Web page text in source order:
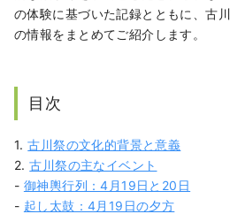
の体験に基づいた記録とともに、古
の情報をまとめてご紹介します。
目次
1.古川祭の文化的背景と意義
2.古川祭の主なイベント
- 御神輿行列：4月19日と20日
- 起し太鼓：4月19日の夕方